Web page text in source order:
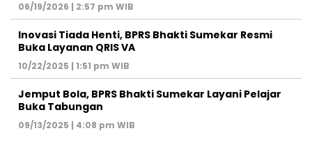
06/19/2026 | 2:57 pm WIB
Inovasi Tiada Henti, BPRS Bhakti Sumekar Resmi
Buka Layanan QRIS VA
10/22/2025 | 1:51 pm WIB
Jemput Bola, BPRS Bhakti Sumekar Layani Pelajar
Buka Tabungan
09/13/2025 | 4:08 pm WIB